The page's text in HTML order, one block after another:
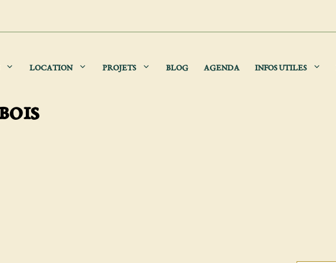
LOCATION PROJETS BLOG AGENDA INFOS UTILES